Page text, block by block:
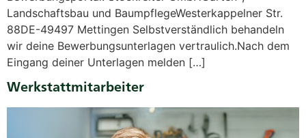
Landschaftsbau und BaumpflegeWesterkappelner Str.
88DE-49497 Mettingen Selbstverständlich behandeln
wir deine Bewerbungsunterlagen vertraulich.Nach dem
Eingang deiner Unterlagen melden […]
Werkstattmitarbeiter